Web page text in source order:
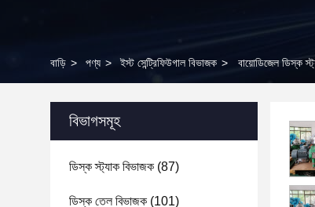
বাড়ি > পণ্য > ইস্ট সেন্ট্রিফিউগাল বিভাজক > বায়োডিজেল ডিস্ক
বিভাগসমূহ
ডিস্ক স্ট্যাক বিভাজক (87)
ডিস্ক তেল বিভাজক (101)